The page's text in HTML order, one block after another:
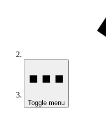
Toggle menu